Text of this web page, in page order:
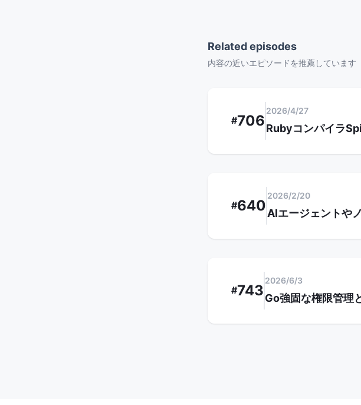
Related episodes
内容の近いエピソードを推薦しています
#706
2026/4/27
Rubyコンパイラ
#640
2026/2/20
AIエージェントや
#743
2026/6/3
Go強固な権限管理